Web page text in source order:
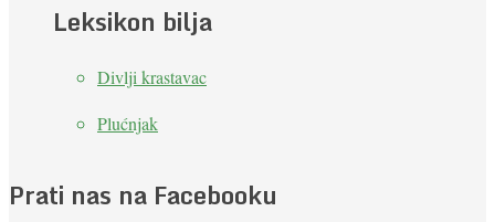
Leksikon bilja
Divlji krastavac
Plućnjak
Prati nas na Facebooku